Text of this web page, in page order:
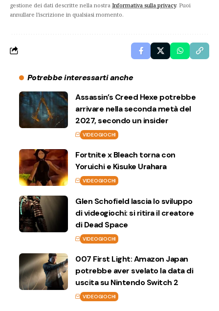
gestione dei dati descritte nella nostra Informativa sulla privacy. Puoi
annullare l'iscrizione in qualsiasi momento.
Potrebbe interessarti anche
Assassin’s Creed Hexe potrebbe
arrivare nella seconda metà del
2027, secondo un insider
VIDEOGIOCHI
Fortnite x Bleach torna con
Yoruichi e Kisuke Urahara
VIDEOGIOCHI
Glen Schofield lascia lo sviluppo
di videogiochi: si ritira il creatore
di Dead Space
VIDEOGIOCHI
007 First Light: Amazon Japan
potrebbe aver svelato la data di
uscita su Nintendo Switch 2
VIDEOGIOCHI